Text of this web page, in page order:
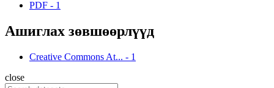
PDF - 1
Ашиглах зөвшөөрлүүд
Creative Commons At... - 1
close